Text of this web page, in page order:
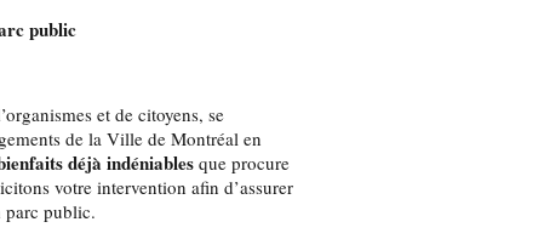
public
et de citoyens, se
de la Ville de Montréal en
déjà indéniables que procure
votre intervention afin d’assurer
parc public.